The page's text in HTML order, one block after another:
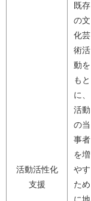
活動活性化
支援
既存
の文
化芸
術活
動を
もと
に、
活動
の当
事者
を増
やす
ため